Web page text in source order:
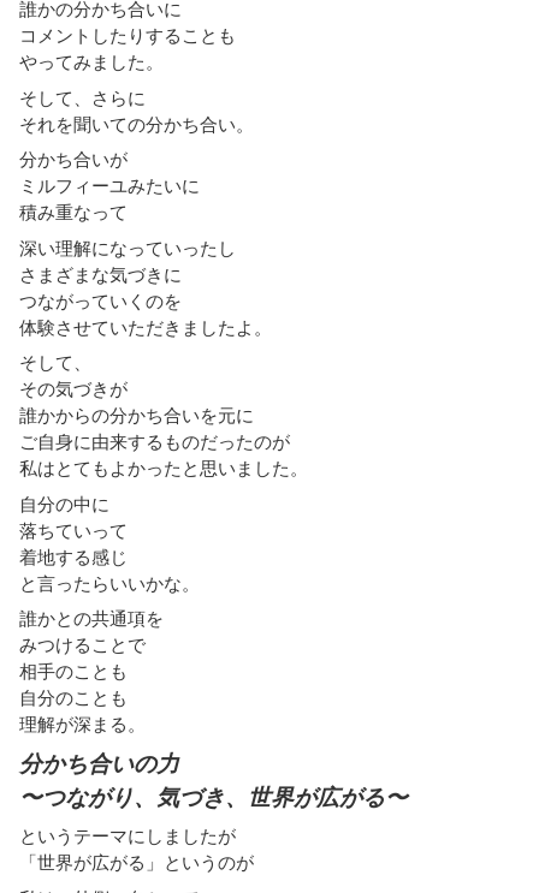
誰かの分かち合いに
コメントしたりすることも
やってみました。
そして、さらに
それを聞いての分かち合い。
分かち合いが
ミルフィーユみたいに
積み重なって
深い理解になっていったし
さまざまな気づきに
つながっていくのを
体験させていただきましたよ。
そして、
その気づきが
誰かからの分かち合いを元に
ご自身に由来するものだったのが
私はとてもよかったと思いました。
自分の中に
落ちていって
着地する感じ
と言ったらいいかな。
誰かとの共通項を
みつけることで
相手のことも
自分のことも
理解が深まる。
分かち合いの力
〜つながり、気づき、世界が広がる〜
というテーマにしましたが
「世界が広がる」というのが